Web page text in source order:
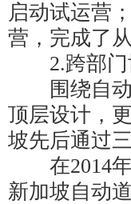
启动试运营
营，完成了
2.跨部门
围绕自动
顶层设计，
坡先后通过
在2014年
新加坡自动